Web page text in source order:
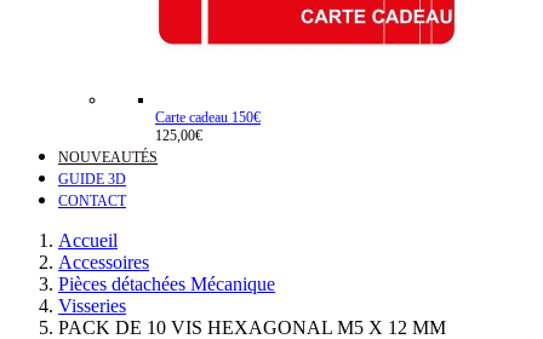
Carte cadeau 150€
125,00€
NOUVEAUTÉS
GUIDE 3D
CONTACT
Accueil
Accessoires
Pièces détachées Mécanique
Visseries
PACK DE 10 VIS HEXAGONAL M5 X 12 MM